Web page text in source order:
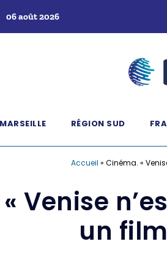
06 août 2026
RÉGION SUD
Accueil » Cinéma. «
Venise
un